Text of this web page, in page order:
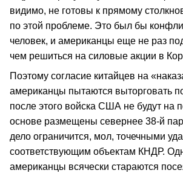
видимо, не готовы к прямому
по этой проблеме. Это был бы
человек, и американцы еще не раз
чем решиться на силовые акции в
Поэтому согласие китайцев на
американцы пытаются выторговать
после этого войска США не будут на
основе размещены севернее 38-й
дело ограничится, мол, точечными
соответствующим объектам КНДР.
американцы всячески стараются